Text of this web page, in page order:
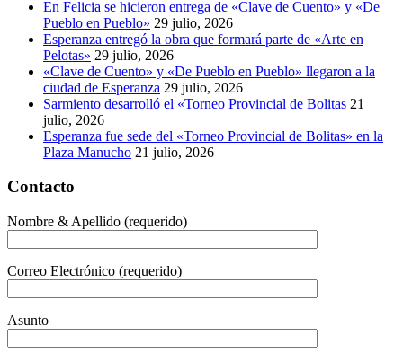
En Felicia se hicieron entrega de «Clave de Cuento» y «De
Pueblo en Pueblo» 29 julio, 2026
Esperanza entregó la obra que formará parte de «Arte en
Pelotas» 29 julio, 2026
«Clave de Cuento» y «De Pueblo en Pueblo» llegaron a la
ciudad de Esperanza 29 julio, 2026
Sarmiento desarrolló el «Torneo Provincial de Bolitas 21
julio, 2026
Esperanza fue sede del «Torneo Provincial de Bolitas» en la
Plaza Manucho 21 julio, 2026
Contacto
Nombre & Apellido (requerido)
Correo Electrónico (requerido)
Asunto